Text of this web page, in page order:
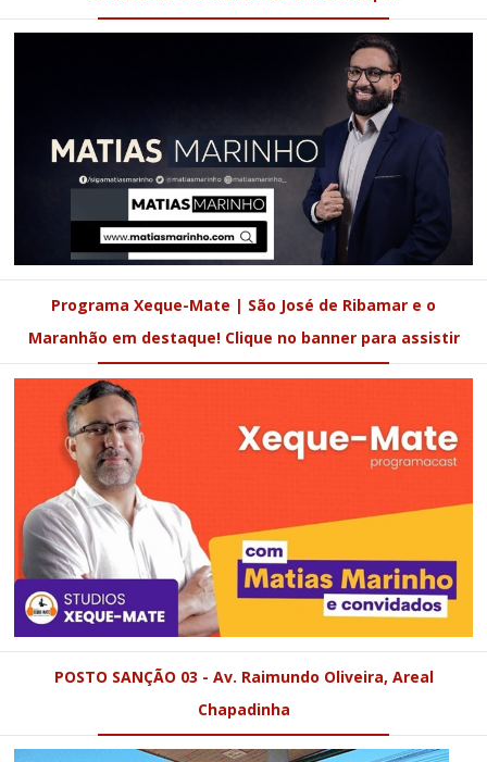
Programa Xeque-Mate | São José de Ribamar e o
Maranhão em destaque! Clique no banner para assistir
POSTO SANÇÃO 03 - Av. Raimundo Oliveira, Areal
Chapadinha